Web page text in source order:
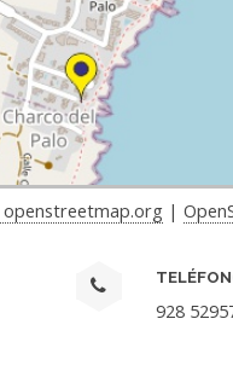
|
928